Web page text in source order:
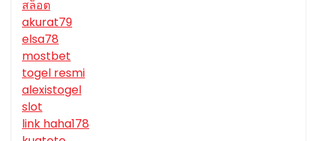
สล็อต
akurat79
elsa78
mostbet
togel resmi
alexistogel
slot
link haha178